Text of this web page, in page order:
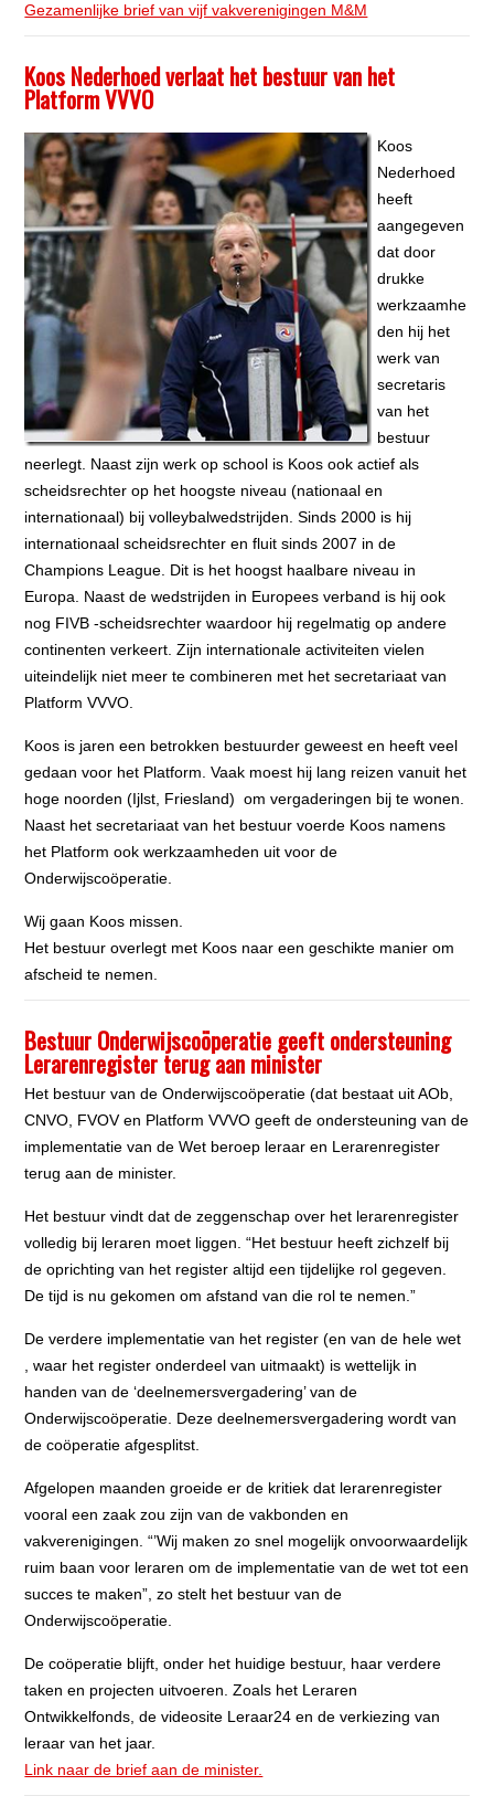
Gezamenlijke brief van vijf vakverenigingen M&M
Koos Nederhoed verlaat het bestuur van het
Platform VVVO
Koos
Nederhoed
heeft
aangegeven
dat door
drukke
werkzaamhe
den hij het
werk van
secretaris
van het
bestuur
neerlegt. Naast zijn werk op school is Koos ook actief als
scheidsrechter op het hoogste niveau (nationaal en
internationaal) bij volleybalwedstrijden. Sinds 2000 is hij
internationaal scheidsrechter en fluit sinds 2007 in de
Champions League. Dit is het hoogst haalbare niveau in
Europa. Naast de wedstrijden in Europees verband is hij ook
nog FIVB -scheidsrechter waardoor hij regelmatig op andere
continenten verkeert. Zijn internationale activiteiten vielen
uiteindelijk niet meer te combineren met het secretariaat van
Platform VVVO.
Koos is jaren een betrokken bestuurder geweest en heeft veel
gedaan voor het Platform. Vaak moest hij lang reizen vanuit het
hoge noorden (Ijlst, Friesland) om vergaderingen bij te wonen.
Naast het secretariaat van het bestuur voerde Koos namens
het Platform ook werkzaamheden uit voor de
Onderwijscoöperatie.
Wij gaan Koos missen.
Het bestuur overlegt met Koos naar een geschikte manier om
afscheid te nemen.
Bestuur Onderwijscoöperatie geeft ondersteuning
Lerarenregister terug aan minister
Het bestuur van de Onderwijscoöperatie (dat bestaat uit AOb,
CNVO, FVOV en Platform VVVO geeft de ondersteuning van de
implementatie van de Wet beroep leraar en Lerarenregister
terug aan de minister.
Het bestuur vindt dat de zeggenschap over het lerarenregister
volledig bij leraren moet liggen. “Het bestuur heeft zichzelf bij
de oprichting van het register altijd een tijdelijke rol gegeven.
De tijd is nu gekomen om afstand van die rol te nemen.”
De verdere implementatie van het register (en van de hele wet
, waar het register onderdeel van uitmaakt) is wettelijk in
handen van de ‘deelnemersvergadering’ van de
Onderwijscoöperatie. Deze deelnemersvergadering wordt van
de coöperatie afgesplitst.
Afgelopen maanden groeide er de kritiek dat lerarenregister
vooral een zaak zou zijn van de vakbonden en
vakverenigingen. “’Wij maken zo snel mogelijk onvoorwaardelijk
ruim baan voor leraren om de implementatie van de wet tot een
succes te maken”, zo stelt het bestuur van de
Onderwijscoöperatie.
De coöperatie blijft, onder het huidige bestuur, haar verdere
taken en projecten uitvoeren. Zoals het Leraren
Ontwikkelfonds, de videosite Leraar24 en de verkiezing van
leraar van het jaar.
Link naar de brief aan de minister.